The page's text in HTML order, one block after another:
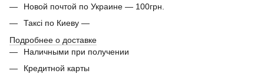
Новой почтой по Украине — 100грн.
Таксі по Киеву —
Подробнее о доставке
Наличными при получении
Кредитной карты